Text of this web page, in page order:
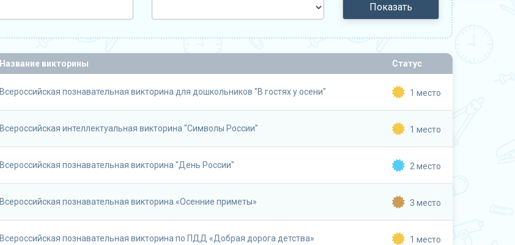
Показать
Название викторины Статус
Всероссийская познавательная викторина для дошкольников "В гостях у осени" 1 место
Всероссийская интеллектуальная викторина "Символы России" 1 место
Всероссийская познавательная викторина "День России" 2 место
Всероссийская познавательная викторина «Осенние приметы» 3 место
Всероссийская познавательная викторина по ПДД «Добрая дорога детства» 1 место